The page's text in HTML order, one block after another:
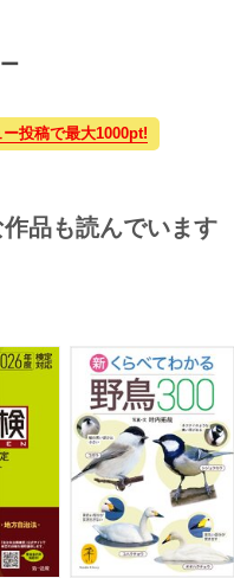
ー投稿で最大1000pt!
品も読んでいます